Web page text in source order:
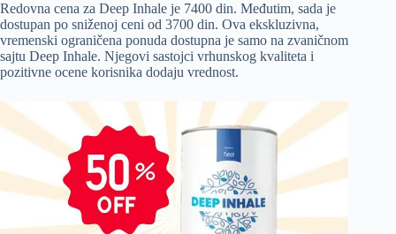
Redovna cena za Deep Inhale je 7400 din. Međutim, sada je
dostupan po sniženoj ceni od 3700 din. Ova ekskluzivna,
vremenski ograničena ponuda dostupna je samo na zvaničnom
sajtu Deep Inhale. Njegovi sastojci vrhunskog kvaliteta i
pozitivne ocene korisnika dodaju vrednost.